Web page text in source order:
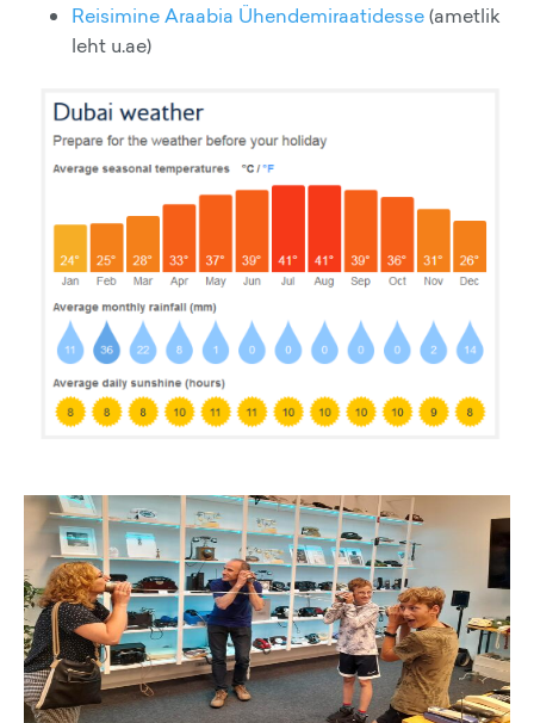
Reisimine Araabia Ühendemiraatidesse(ametlik
leht u.ae)